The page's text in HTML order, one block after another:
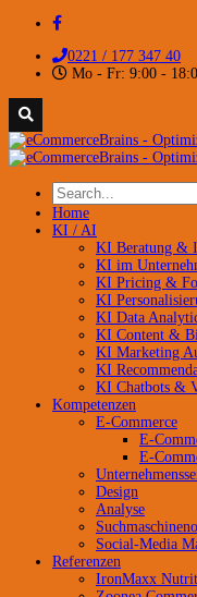
0221 / 177 347 40
Mo - Fr: 9:00 -
Home
KI / AI
KI Beratung &
KI im
KI Pricing &
KI
KI Data
KI Content &
KI Marketing
KI
KI Chatbots &
Kompetenzen
E-Commerce
E-
E-
Design
Analyse
Social-Media
Referenzen
IronMaxx